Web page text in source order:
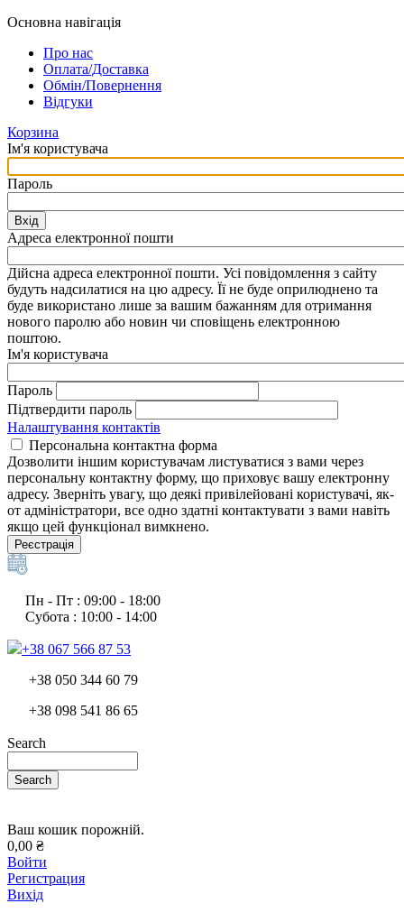
Основна навігація
Про нас
Оплата/Доставка
Обмін/Повернення
Відгуки
Корзина
Ім'я користувача
Пароль
Вхід
Адреса електронної пошти
Дійсна адреса електронної пошти. Усі повідомлення з сайту
будуть надсилатися на цю адресу. Її не буде оприлюднено та
буде використано лише за вашим бажанням для отримання
нового паролю або новин чи сповіщень електронною
поштою.
Ім'я користувача
Пароль
Підтвердити пароль
Налаштування контактів
Персональна контактна форма
Дозволити іншим користувачам листуватися з вами через
персональну контактну форму, що приховує вашу електронну
адресу. Зверніть увагу, що деякі привілейовані користувачі, як-
от адміністратори, все одно здатні контактувати з вами навіть
якщо цей функціонал вимкнено.
Реєстрація
Пн - Пт : 09:00 - 18:00
Субота : 10:00 - 14:00
+38 067 566 87 53
+38 050 344 60 79
+38 098 541 86 65
Search
Search
Ваш кошик порожній.
0,00 ₴
Войти
Регистрация
Вихід